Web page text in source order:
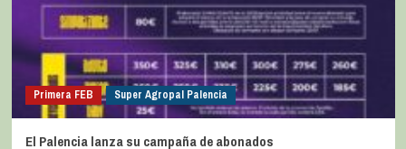
Primera FEB Super Agropal Palencia
El Palencia lanza su campaña de abonados